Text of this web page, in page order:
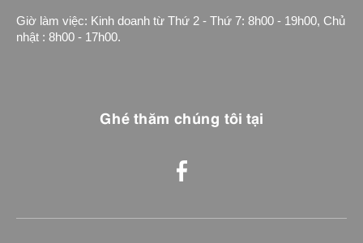
Giờ làm việc: Kinh doanh từ Thứ 2 - Thứ 7: 8h00 - 19h00, Chủ
nhật : 8h00 - 17h00.
Ghé thăm chúng tôi tại